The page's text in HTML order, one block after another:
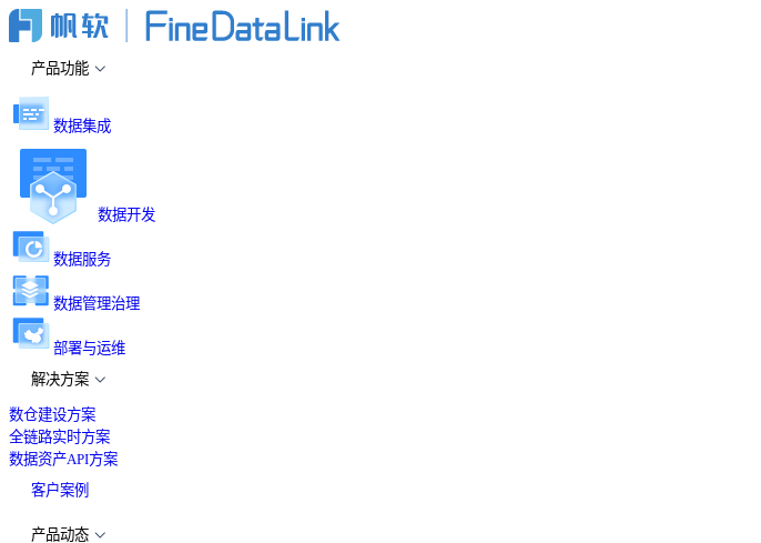
产品功能
数据集成
数据开发
数据服务
数据管理治理
部署与运维
解决方案
数仓建设方案
全链路实时方案
数据资产API方案
客户案例
产品动态